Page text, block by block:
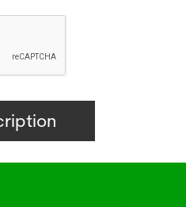
une transmission
ministre australienne de
a confirmé mercredi que la
de la grippe aviaire, identifiée
fois dans le pays en juin
migrateur,...
e